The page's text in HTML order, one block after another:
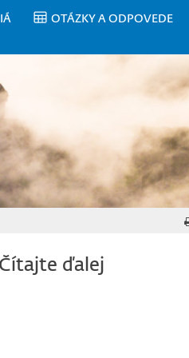
OTÁZKY A ODPOVEDE
ďalej